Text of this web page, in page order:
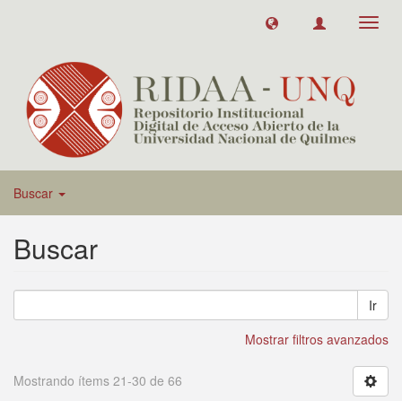
Buscar
Buscar
Ir
Mostrar filtros avanzados
Mostrando ítems 21-30 de 66